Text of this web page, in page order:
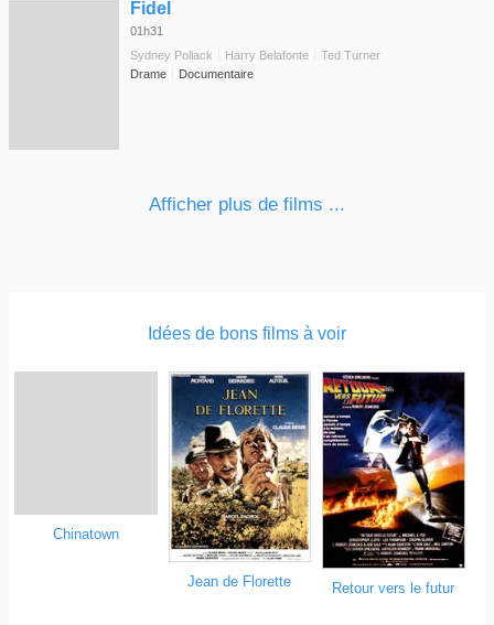
Fidel
01h31
Sydney Pollack
Harry Belafonte
Ted Turner
Drame
Documentaire
Afficher plus de films ...
Idées de bons films à voir
Chinatown
Jean de Florette Retour vers le futur